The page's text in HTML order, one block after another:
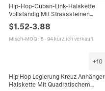
Hip-Hop-Cuban-Link-Halskette
Vollständig Mit Strasssteinen
Besetzt Legierung Streetwear Für
Herren
$1.52-3.88
Misch-MOQ : 5· 94 kürzlich verkauft
+10
Hip Hop Legierung Kreuz Anhänger
Halskette Mit Quadratischem